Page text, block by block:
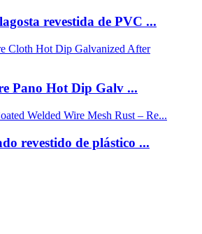
revestida de PVC ...
Pano Hot Dip Galv ...
revestido de plástico ...